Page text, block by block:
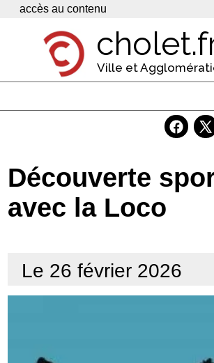
Panneau de gestion des cookies
accès au contenu
Ville et
Economie
Services
Découverte
avec la Loco
Le 26 février 2026